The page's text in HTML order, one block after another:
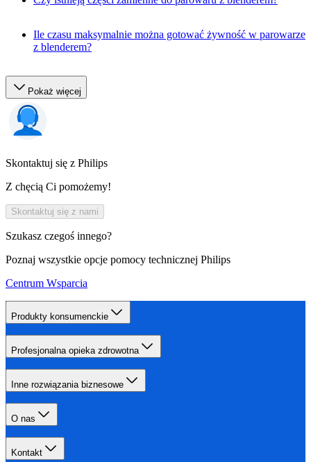
Ile czasu maksymalnie można gotować żywność w parowarze
z blenderem?
Pokaż więcej
Skontaktuj się z Philips
Z chęcią Ci pomożemy!
Skontaktuj się z nami
Szukasz czegoś innego?
Poznaj wszystkie opcje pomocy technicznej Philips
Centrum Wsparcia
Produkty konsumenckie
Profesjonalna opieka zdrowotna
Inne rozwiązania biznesowe
O nas
Kontakt